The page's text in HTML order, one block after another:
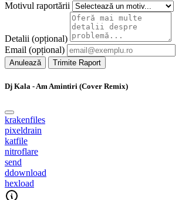
Motivul raportării
Detalii (opțional)
Email (opțional)
Anulează Trimite Raport
Dj Kala - Am Amintiri (Cover Remix)
krakenfiles
pixeldrain
katfile
nitroflare
send
ddownload
hexload